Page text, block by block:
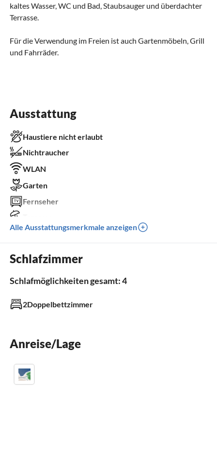
kaltes Wasser, WC und Bad, Staubsauger und überdachter
Terrasse.
Für die Verwendung im Freien ist auch Gartenmöbeln, Grill
und Fahrräder.
Ausstattung
Haustiere nicht erlaubt
Nichtraucher
WLAN
Garten
Fernseher
Waschmaschine
Außenbereich
Badezimmer
Badezimmer 1
Alle Ausstattungsmerkmale anzeigen
Schlafzimmer
Schlafmöglichkeiten gesamt: 4
2Doppelbettzimmer
Anreise/Lage